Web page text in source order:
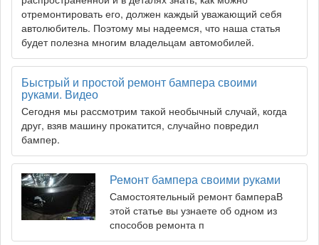
отремонтировать его, должен каждый уважающий себя
автолюбитель. Поэтому мы надеемся, что наша статья
будет полезна многим владельцам автомобилей.
Быстрый и простой ремонт бампера своими
руками. Видео
Сегодня мы рассмотрим такой необычный случай, когда
друг, взяв машину прокатится, случайно повредил
бампер.
Ремонт бампера своими руками
Самостоятельный ремонт бампераВ
этой статье вы узнаете об одном из
способов ремонта п